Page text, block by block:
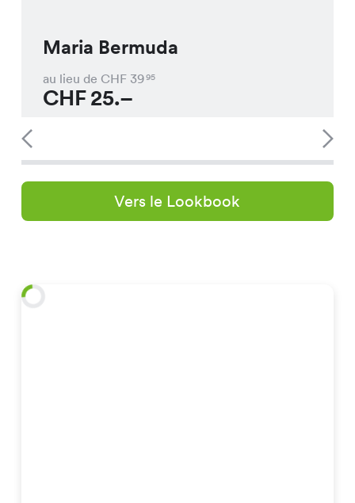
Maria Bermuda
au lieu de CHF 3995
CHF25.–
Vers le Lookbook